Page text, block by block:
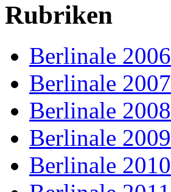
Rubriken
Berlinale 2006
Berlinale 2007
Berlinale 2008
Berlinale 2009
Berlinale 2010